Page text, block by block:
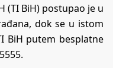
(TI BiH) postupao je u
dok se u istom
BiH putem besplatne